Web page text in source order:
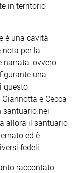
in territorio
è una cavità
nota per la
narrata, ovvero
una
questo
e Cecca
santuario nei
allora il santuario
ed è
fedeli.
raccontato,